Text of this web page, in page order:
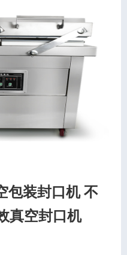
装封口机 不
真空封口机